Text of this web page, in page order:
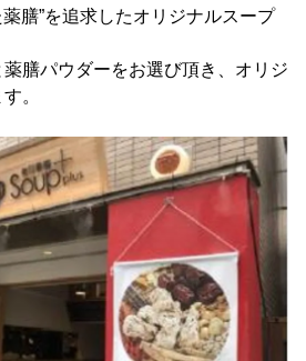
薬膳”を追求したオリジナルスープ
膳パウダーをお選び頂き、オリジ
。